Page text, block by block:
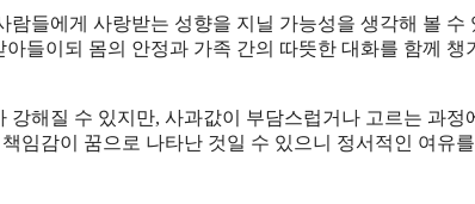
들에게 사랑받는 성향을 지닐 가능성을 생각해 볼 수
들이되 몸의 안정과 가족 간의 따뜻한 대화를 함께 챙
해질 수 있지만, 사과값이 부담스럽거나 고르는 과정
임감이 꿈으로 나타난 것일 수 있으니 정서적인 여유